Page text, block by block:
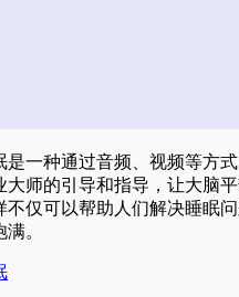
是一种通过音频、视频等方
大师的引导和指导，让大脑
不仅可以帮助人们解决睡眠
。